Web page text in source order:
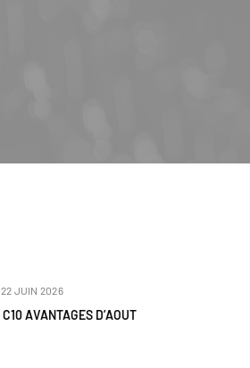
C10 AVANTAGES D’AOUT
22 JUIN 2026